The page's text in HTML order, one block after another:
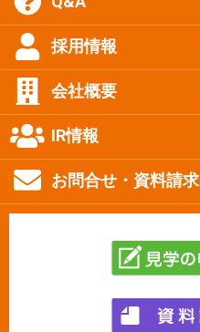
採用情報
会社概要
IR情報
お問合せ・資料請求